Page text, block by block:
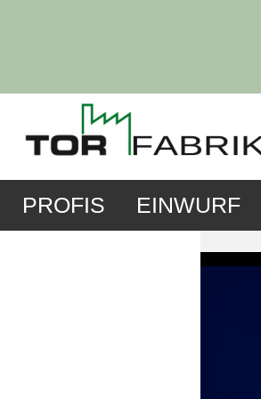
PROFIS EINWURF